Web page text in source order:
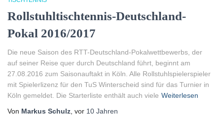
Rollstuhltischtennis-Deutschland-
Pokal 2016/2017
Die neue Saison des RTT-Deutschland-Pokalwettbewerbs, der
auf seiner Reise quer durch Deutschland führt, beginnt am
27.08.2016 zum Saisonauftakt in Köln. Alle Rollstuhlspielerspieler
mit Spielerlizenz für den TuS Winterscheid sind für das Turnier in
Köln gemeldet. Die Starterliste enthält auch viele Weiterlesen
Von Markus Schulz , vor 10 Jahren